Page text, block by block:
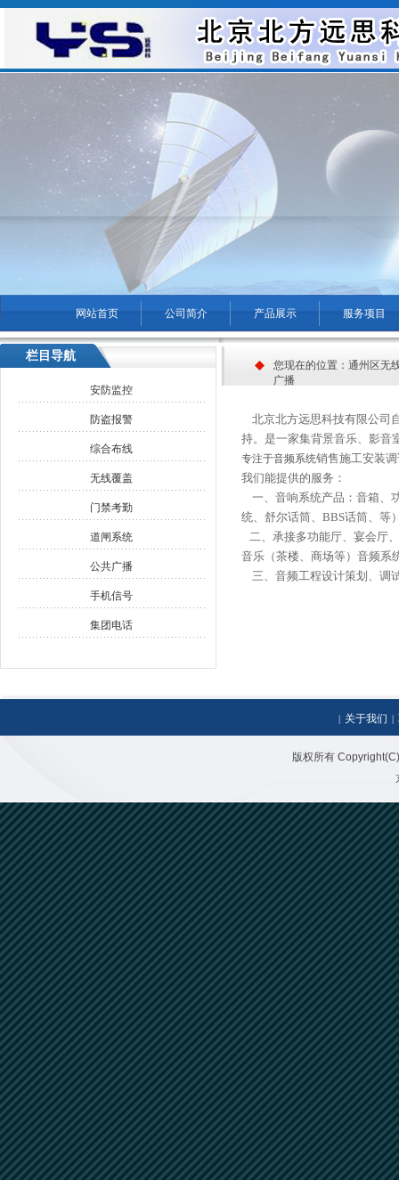
网站首页 公司简介 产品展示
服务项目
菜单名称
栏目导航
安防监控
防盗报警
综合布线
无线覆盖
门禁考勤
道闸系统
公共广播
手机信号
集团电话
您现在的位置： 通州区无
广播
北京北方远思科技有限公司
持。是一家集背景音乐、影音
专注于音频系统销售施工安装
我们能提供的服务：
一、音响系统产品：音箱、
统、舒尔话筒、BBS话筒、等
二、承接多功能厅、宴会厅
音乐（茶楼、商场等）音频系
三、音频工程设计策划、调
| 关于我们 |
版权所有